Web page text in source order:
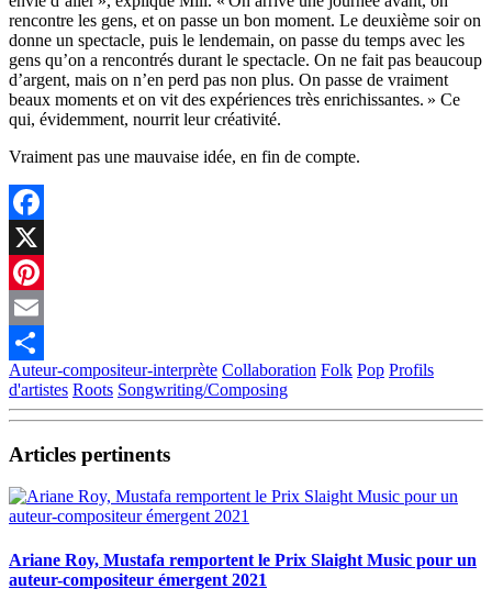
rencontre les gens, et on passe un bon moment. Le deuxième soir on
donne un spectacle, puis le lendemain, on passe du temps avec les
gens qu’on a rencontrés durant le spectacle. On ne fait pas beaucoup
d’argent, mais on n’en perd pas non plus. On passe de vraiment
beaux moments et on vit des expériences très enrichissantes. » Ce
qui, évidemment, nourrit leur créativité.
Vraiment pas une mauvaise idée, en fin de compte.
Facebook
X
Pinterest
Email
Partager
Auteur-compositeur-interprète Collaboration Folk Pop Profils
d'artistes Roots Songwriting/Composing
Articles pertinents
Ariane Roy, Mustafa remportent le Prix Slaight Music pour un
auteur-compositeur émergent 2021